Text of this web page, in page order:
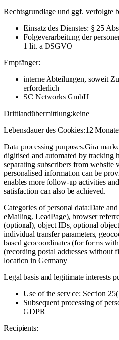
Rechtsgrundlage und ggf. verfolgte
Einsatz des Dienstes: § 25
Folgeverarbeitung der
1 lit. a DSGVO
Empfänger:
interne Abteilungen, soweit
erforderlich
SC Networks GmbH
Drittlandübermittlung:keine
Lebensdauer des Cookies:12 Monate
Data processing purposes:Gira
digitised and automated by tracking
separating subscribers from website
personalised information can be
enables more follow-up activities
satisfaction can also be achieved.
Categories of personal data:Date
eMailing, LeadPage), browser
(optional), object IDs, optional
individual transfer parameters,
based geocoordinates (for forms
(recording postal addresses without
location in Germany
Legal basis and legitimate interests
Use of the service: Section
Subsequent processing of
GDPR
Recipients: